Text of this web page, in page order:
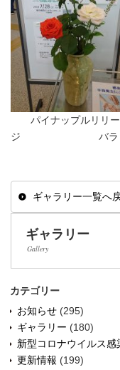
パイナップルリ
ジ バラ
ギャラリー一覧へ
ギャラリー
Gallery
カテゴリー
お知らせ (295)
ギャラリー (180)
新型コロナウイルス感
更新情報 (199)